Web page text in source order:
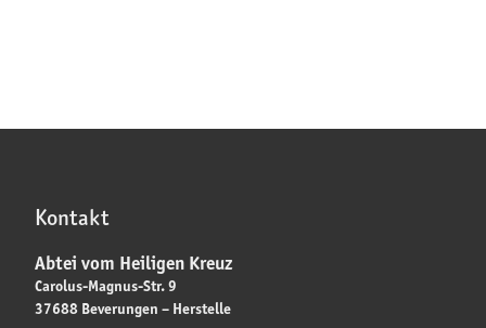
Kontakt
Abtei vom Heiligen Kreuz
Carolus-Magnus-Str. 9
37688 Beverungen – Herstelle